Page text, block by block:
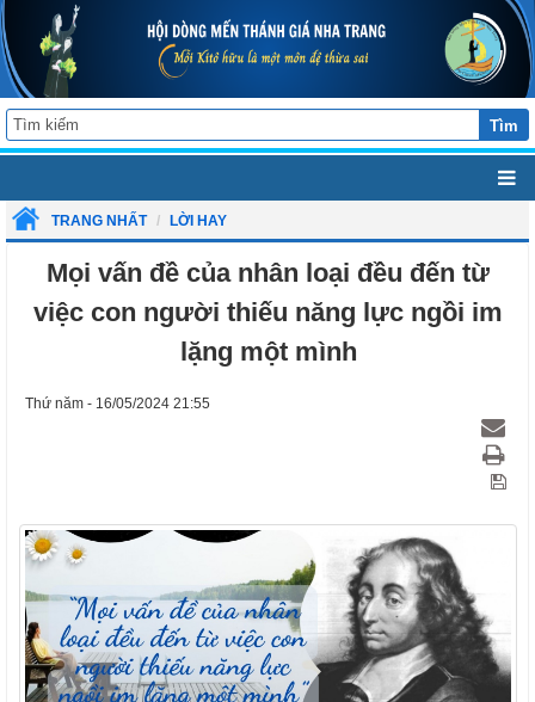
Tìm
TRANG NHẤT LỜI HAY
Mọi vấn đề của nhân loại đều đến từ
việc con người thiếu năng lực ngồi im
lặng một mình
Thứ năm - 16/05/2024 21:55